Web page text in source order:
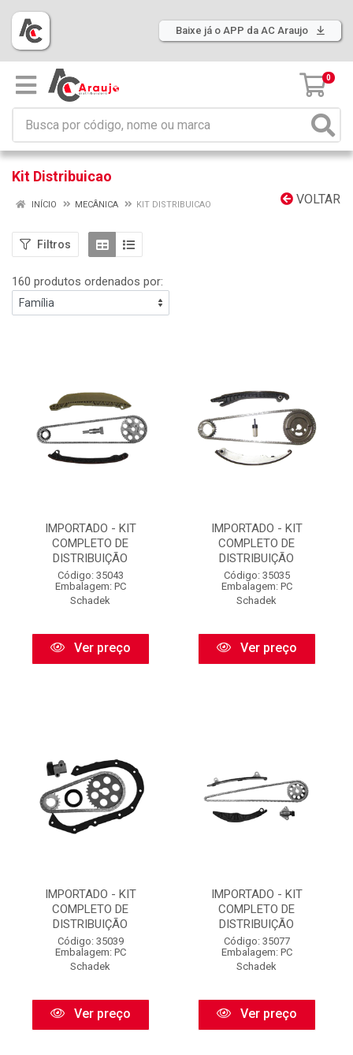
Baixe já o APP da AC Araujo
0
Kit Distribuicao
VOLTAR
INÍCIO MECÂNICA KIT DISTRIBUICAO
Filtros
160 produtos ordenados por:
IMPORTADO - KIT
COMPLETO DE
DISTRIBUIÇÃO
Código: 35043
Embalagem: PC
Schadek
Ver preço
IMPORTADO - KIT
COMPLETO DE
DISTRIBUIÇÃO
Código: 35035
Embalagem: PC
Schadek
Ver preço
IMPORTADO - KIT
COMPLETO DE
DISTRIBUIÇÃO
Código: 35039
Embalagem: PC
Schadek
Ver preço
IMPORTADO - KIT
COMPLETO DE
DISTRIBUIÇÃO
Código: 35077
Embalagem: PC
Schadek
Ver preço